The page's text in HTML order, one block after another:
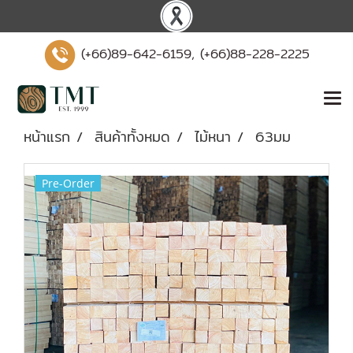
(+66)89-642-6159, (+66)88-228-2225
หน้าแรก สินค้าทั้งหมด ไม้หนา 63มม
Pre-Order